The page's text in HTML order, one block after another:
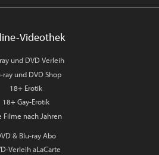
Videothek
und DVD Verleih
ray und DVD Shop
18+ Erotik
18+ Gay-Erotik
Filme nach Jahren
& Blu-ray Abo
Verleih aLaCarte